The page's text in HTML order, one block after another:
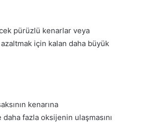
pürüzlü kenarlar veya
için kalan daha büyük
kenarına
fazla oksijenin ulaşmasını